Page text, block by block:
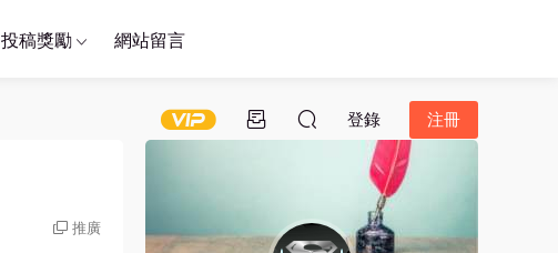
投稿獎勵 網站留言
登錄 注冊
推廣